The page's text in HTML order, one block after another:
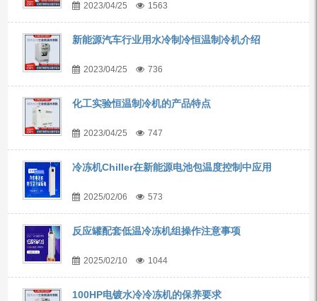
2023/04/25 1563
新能源汽车行业用水冷制冷恒温制冷机介绍
2023/04/25 736
化工实验恒温制冷机的产品特点
2023/04/25 747
冷冻机Chiller在新能源电池包温度控制中应用
2025/02/06 573
反应罐配套低温冷冻机组操作注意事项
2025/02/10 1044
100HP电镀水冷冷冻机的保养要求